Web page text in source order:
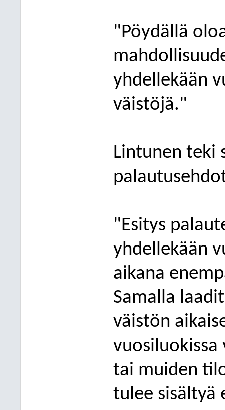
"Pöydällä
yhdellekään
väistöjä."
Lintunen teki
"Esitys
yhdellekään
aikana
Samalla
väistön
tai muiden
tulee sisältyä